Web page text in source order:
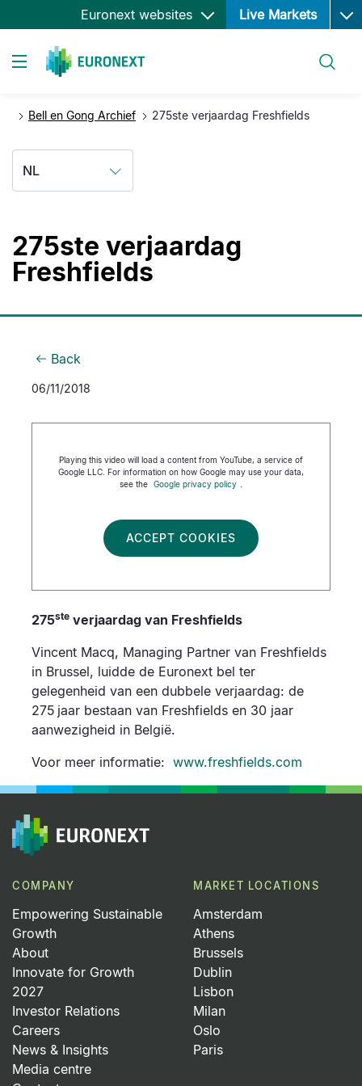
Overslaan
en
gaan
Euronext websites Live Markets Open
Bell en Gong Archief 275ste verjaardag Freshfields
NL
275ste verjaardag
Freshfields
Back
06/11/2018
Playing this video will load a content from YouTube, a service of
Google LLC. For information on how Google may use your data,
see the Google privacy policy
ACCEPT COOKIES
275ste verjaardag van Freshfields
Vincent Macq, Managing Partner van Freshfields
in Brussel, luidde de Euronext bel ter
gelegenheid van een dubbele verjaardag: de
275 jaar bestaan van Freshfields en 30 jaar
aanwezigheid in België.
Voor meer informatie: www.freshfields.com
COMPANY
Empowering Sustainable
Growth
About
Innovate for Growth
2027
Investor Relations
Careers
News & Insights
Media centre
MARKET LOCATIONS
Amsterdam
Athens
Brussels
Dublin
Lisbon
Milan
Oslo
Paris